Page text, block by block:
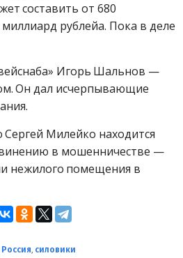
составить от 680
рублейа. Пока в деле
Игорь Шальнов —
Он дал исчерпывающие
Милейко находится
в мошенничестве —
нежилого помещения в
Россия, силовики